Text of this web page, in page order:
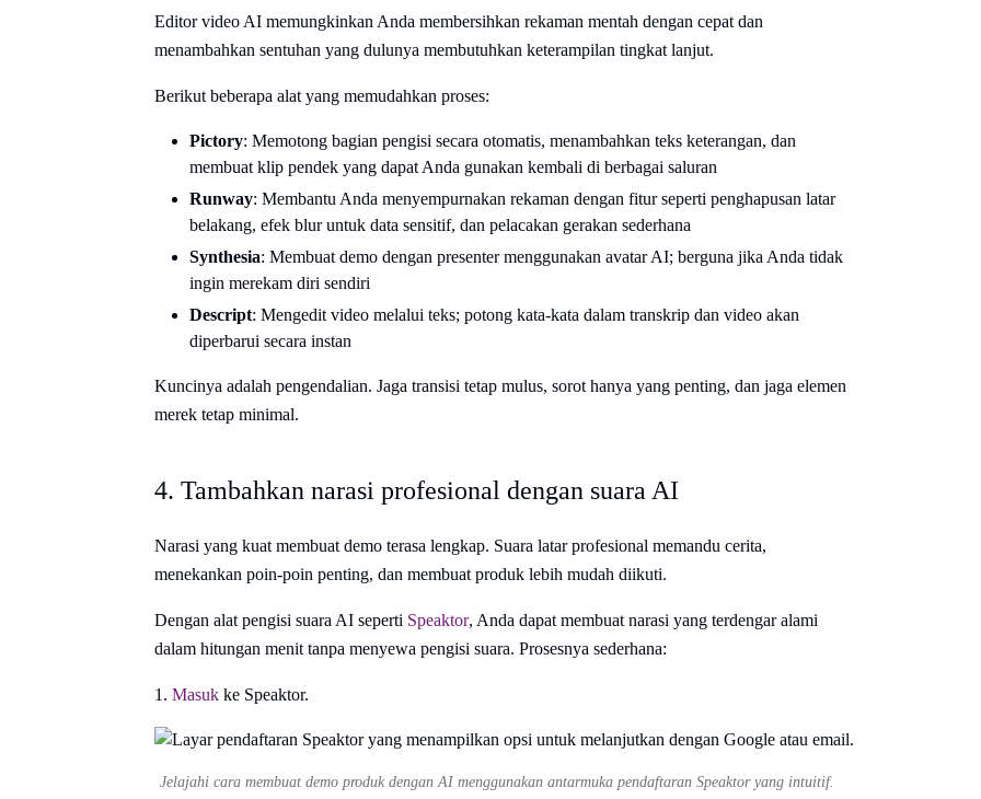
Editor video AI memungkinkan Anda membersihkan rekaman mentah dengan cepat dan
menambahkan sentuhan yang dulunya membutuhkan keterampilan tingkat lanjut.
Berikut beberapa alat yang memudahkan proses:
Pictory: Memotong bagian pengisi secara otomatis, menambahkan teks keterangan, dan
membuat klip pendek yang dapat Anda gunakan kembali di berbagai saluran
Runway: Membantu Anda menyempurnakan rekaman dengan fitur seperti penghapusan latar
belakang, efek blur untuk data sensitif, dan pelacakan gerakan sederhana
Synthesia: Membuat demo dengan presenter menggunakan avatar AI; berguna jika Anda tidak
ingin merekam diri sendiri
Descript: Mengedit video melalui teks; potong kata-kata dalam transkrip dan video akan
diperbarui secara instan
Kuncinya adalah pengendalian. Jaga transisi tetap mulus, sorot hanya yang penting, dan jaga elemen
merek tetap minimal.
4. Tambahkan narasi profesional dengan suara AI
Narasi yang kuat membuat demo terasa lengkap. Suara latar profesional memandu cerita,
menekankan poin-poin penting, dan membuat produk lebih mudah diikuti.
Dengan alat pengisi suara AI seperti Speaktor, Anda dapat membuat narasi yang terdengar alami
dalam hitungan menit tanpa menyewa pengisi suara. Prosesnya sederhana:
1. Masuk ke Speaktor.
Jelajahi cara membuat demo produk dengan AI menggunakan antarmuka pendaftaran Speaktor yang intuitif.